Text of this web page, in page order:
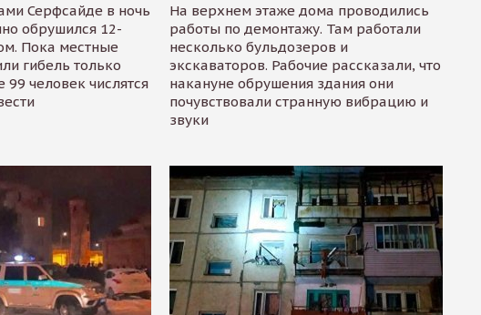
Серфсайде в ночь
обрушился 12-
Пока местные
гибель только
человек числятся
На верхнем этаже дома проводились
работы по демонтажу. Там работали
несколько бульдозеров и
экскаваторов. Рабочие рассказали, что
накануне обрушения здания они
почувствовали странную вибрацию и
звуки